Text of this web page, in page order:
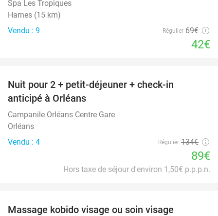
Spa Les Tropiques
Harnes (15 km)
Vendu : 9
Régulier 69€
42€
Nuit pour 2 + petit-déjeuner + check-in
anticipé à Orléans
Campanile Orléans Centre Gare
Orléans
Vendu : 4
Régulier 134€
89€
Hors taxe de séjour d'environ 1,50€ p.p.p.n.
Massage kobido visage ou soin visage